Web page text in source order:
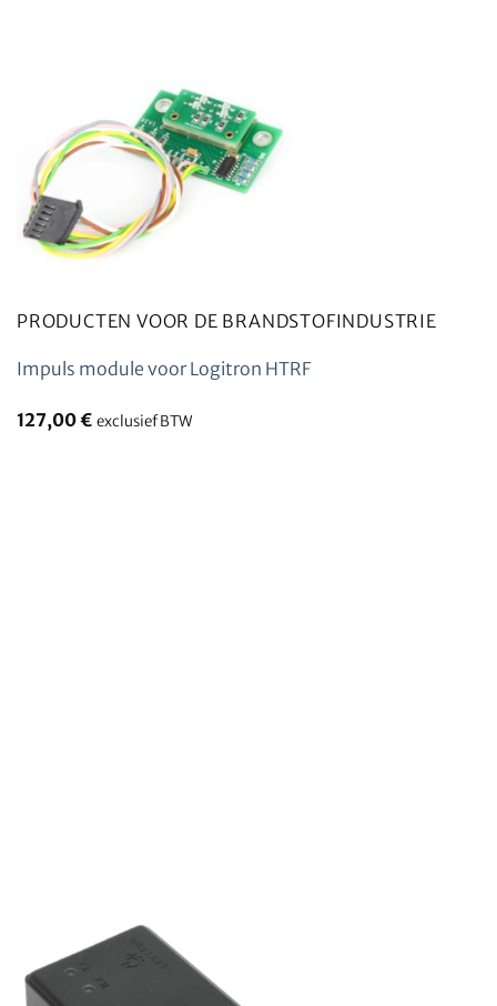
PRODUCTEN VOOR DE BRANDSTOFINDUSTRIE
Impuls module voor Logitron HTRF
127,00€ exclusief BTW